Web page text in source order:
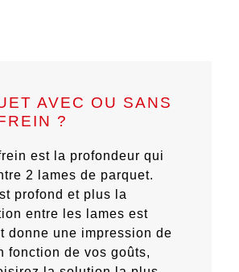
AVEC OU SANS
?
est la profondeur qui
2 lames de parquet.
profond et plus la
entre les lames est
donne une impression de
fonction de vos goûts,